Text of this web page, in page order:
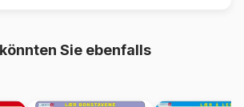
Sie ebenfalls